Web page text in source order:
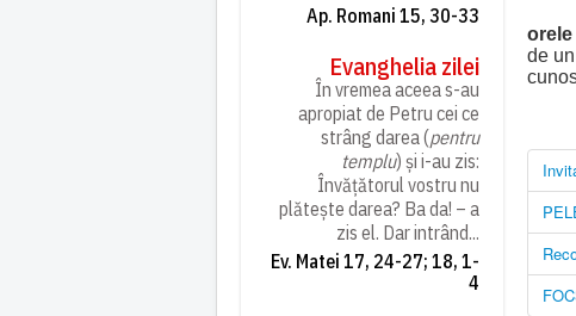
Ap. Romani 15, 30-33
Evanghelia zilei
În vremea aceea s-au
apropiat de Petru cei ce
strâng darea (pentru
templu) și i-au zis:
Învățătorul vostru nu
plătește darea? Ba da! – a
zis el. Dar intrând...
Ev. Matei 17, 24-27; 18, 1-
4
orele
de